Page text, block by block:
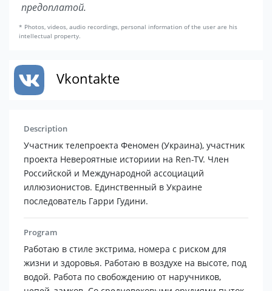
предоплатой.
* Photos, videos, audio recordings, personal information of the user are his
intellectual property.
Vkontakte
Description
Участник телепроекта Феномен (Украина), участник
проекта Невероятные историии на Ren-TV. Член
Российской и Международной ассоциаций
иллюзионистов. Единственный в Украине
последователь Гарри Гудини.
Program
Работаю в стиле экстрима, номера с риском для
жизни и здоровья. Работаю в воздухе на высоте, под
водой. Работа по свобождению от наручников,